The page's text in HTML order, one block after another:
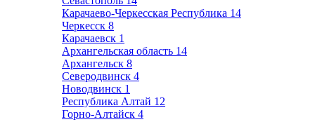
Карачаево-Черкесская Республика 14
Черкесск 8
Карачаевск 1
Архангельская область 14
Архангельск 8
Северодвинск 4
Новодвинск 1
Республика Алтай 12
Горно-Алтайск 4